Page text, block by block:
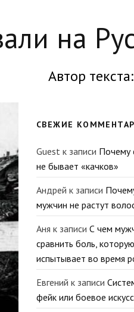
на
Автор текста:
СВЕЖИЕ
Guest к записи Почему
не бывает «качков»
Андрей к записи
мужчин не растут
Аня к записи С чем
сравнить боль,
испытывает во время
Евгений к записи
фейк или боевое